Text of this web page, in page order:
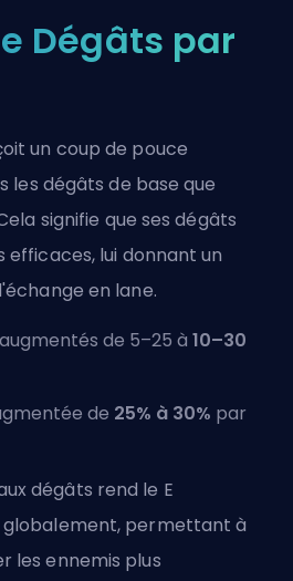
Dégâts par
un coup de pouce
les dégâts de base que
signifie que ses dégâts
efficaces, lui donnant un
en lane.
de 5–25 à 10–30
de 25% à 30% par
dégâts rend le E
permettant à
les ennemis plus